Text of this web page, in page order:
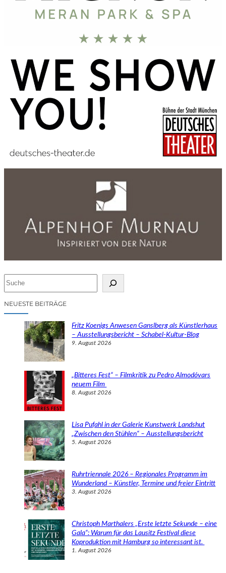
cNEUESTE BEITRÄGE
Fritz Koenigs Anwesen Ganslberg als Künstlerhaus
– Ausstellungsbericht – Schabel-Kultur-Blog
9. August 2026
„Bitteres Fest“ – Filmkritik zu Pedro Almodóvars
neuem Film
8. August 2026
Lisa Pufahl in der Galerie Kunstwerk Landshut
„Zwischen den Stühlen“ – Ausstellungsbericht
5. August 2026
Ruhrtriennale 2026 – Regionales Programm im
Wunderland – Künstler, Termine und freier Eintritt
3. August 2026
Christoph Marthalers „Erste letzte Sekunde – eine
Gala“: Warum für das Lausitz Festival diese
Koproduktion mit Hamburg so interessant ist.
1. August 2026